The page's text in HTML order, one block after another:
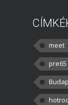
meet
pre65